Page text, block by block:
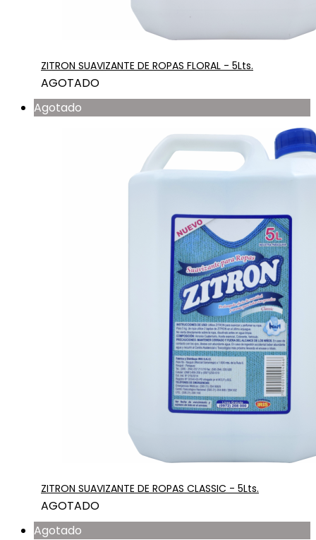
ZITRON SUAVIZANTE DE ROPAS FLORAL - 5Lts.
AGOTADO
Agotado
ZITRON SUAVIZANTE DE ROPAS CLASSIC - 5Lts.
AGOTADO
Agotado